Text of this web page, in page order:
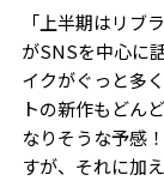
「上半期はリブ
がSNSを中心に
イクがぐっと多
トの新作もどん
なりそうな予感
すが、それに加